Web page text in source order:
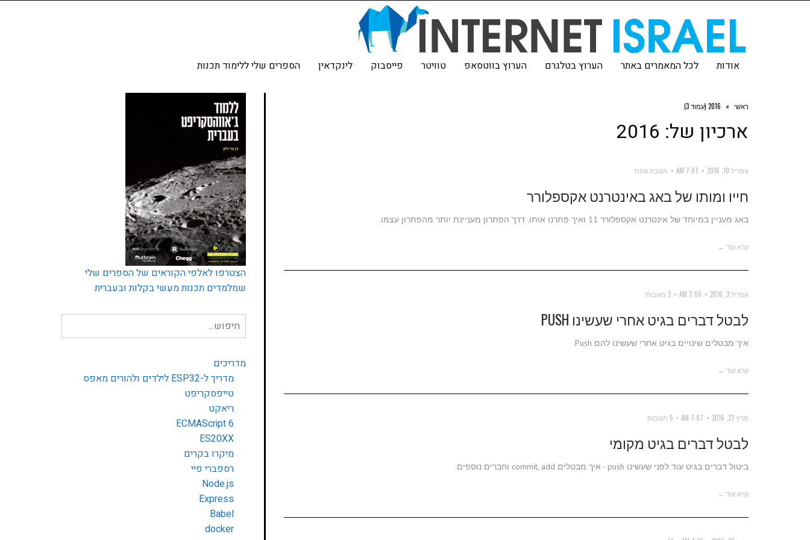
אודות לכל המאמרים באתר הערוץ בטלגרם הערוץ בווטסאפ טוויטר פייסבוק לינקדאין הספרים שלי ללימוד תכנות
ראשי » 2016 (עמוד 3)
ארכיון של: 2016
אפריל 10, 2016 7:07 AM תגובה אחת
חייו ומותו של באג באינטרנט אקספלורר
באג מעניין במיוחד של אינטרנט אקספלורר 11 ואיך פתרנו אותו. דרך הפתרון מעניינת יותר מהפתרון עצמו.
קרא עוד ←
אפריל 3, 2016 7:00 AM 2 תגובות
לבטל דברים בגיט אחרי שעשינו PUSH
איך מבטלים שינויים בגיט אחרי שעשינו להם Push.
קרא עוד ←
מרץ 27, 2016 7:07 AM 5 תגובות
לבטל דברים בגיט מקומי
ביטול דברים בגיט עוד לפני שעשינו push - איך מבטלים commit, add וחברים נוספים.
קרא עוד ←
הצטרפו לאלפי הקוראים של הספרים שלי
שמלמדים תכנות מעשי בקלות ובעברית
חיפוש
עבור:
מדריכים
מדריך ל-ESP32 לילדים ולהורים מאפס
טייפסקריפט
ריאקט
ECMAScript 6
ES20XX
מיקרו בקרים
רספברי פיי
Node.js
Express
Babel
docker